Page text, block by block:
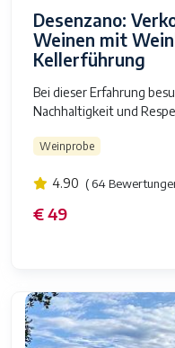
Desenzano:
Weinen mit
Kellerführung
Bei dieser Erfahrung
Nachhaltigkeit und
Weinprobe
4.90 ( 64
€ 49